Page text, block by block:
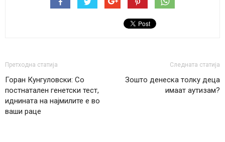
Претходна статија
Горан Кунгуловски: Со
постнатален генетски тест,
иднината на најмилите е во
ваши раце
Следната статија
Зошто денеска толку деца
имаат аутизам?